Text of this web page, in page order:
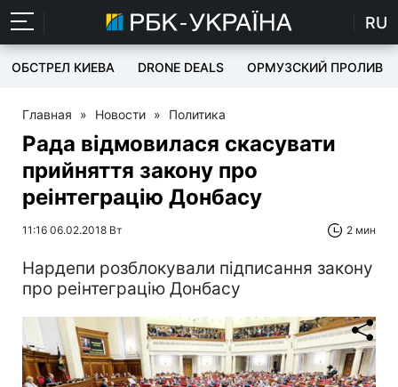
RU
ОБСТРЕЛ КИЕВА DRONE DEALS ОРМУЗСКИЙ ПРОЛИВ
Главная » Новости » Политика
Рада відмовилася скасувати
прийняття закону про
реінтеграцію Донбасу
11:16 06.02.2018 Вт 2 мин
Нардепи розблокували підписання закону
про реінтеграцію Донбасу